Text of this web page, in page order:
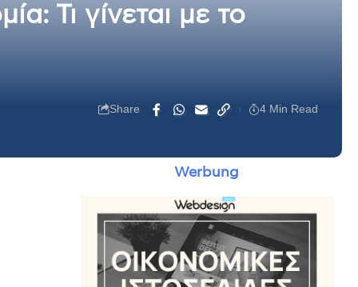
Τι γίνεται με το
Share 4 Min Read
Werbung